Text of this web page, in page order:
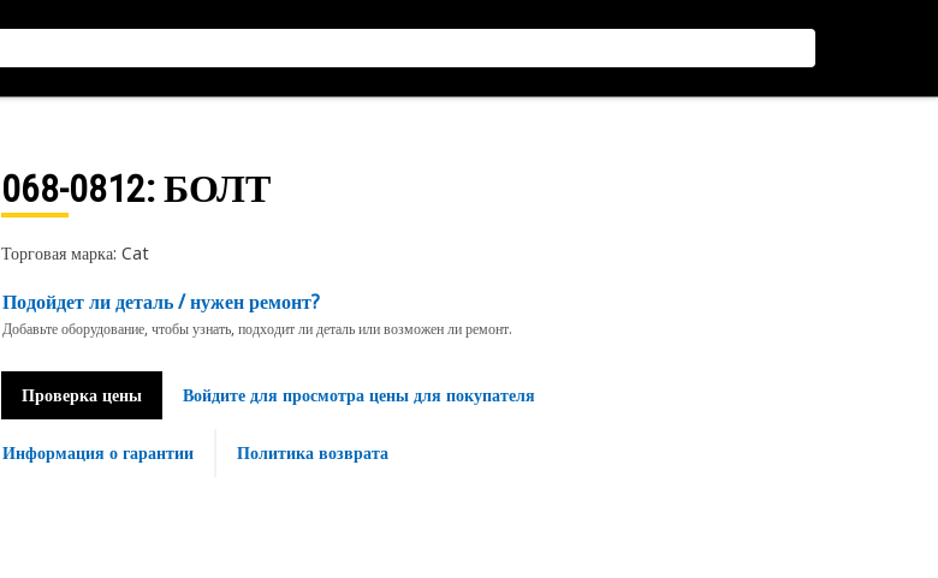
068-0812: БОЛТ
Торговая марка: Cat
Подойдет ли деталь / нужен ремонт?
Добавьте оборудование, чтобы узнать, подходит ли деталь или возможен ли ремонт.
Проверка цены Войдите для просмотра цены для покупателя
Информация о гарантии Политика возврата